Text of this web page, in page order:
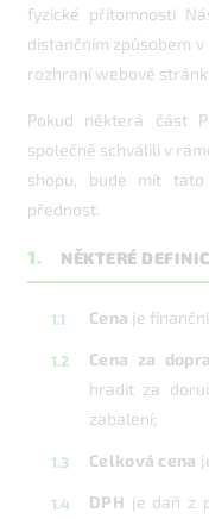
fyzické přítomnosti
distančním způsobem
rozhraní webové stránky
Pokud některá část
společně schválili v
shopu, bude mít tato
přednost.
1. NĚKTERÉ
Cena je
Cena za
hradit za
zabalení;
Celková cena
DPH je daň z